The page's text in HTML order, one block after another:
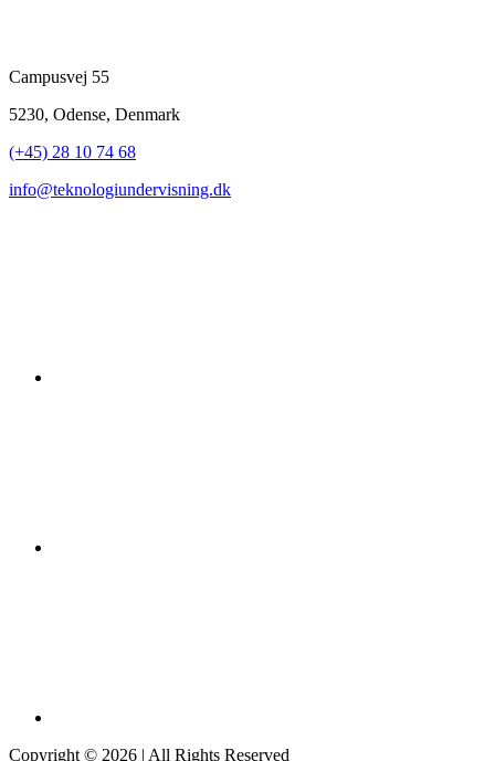
Campusvej 55
5230, Odense, Denmark
(+45) 28 10 74 68
info@teknologiundervisning.dk
Copyright © 2026 | All Rights Reserved